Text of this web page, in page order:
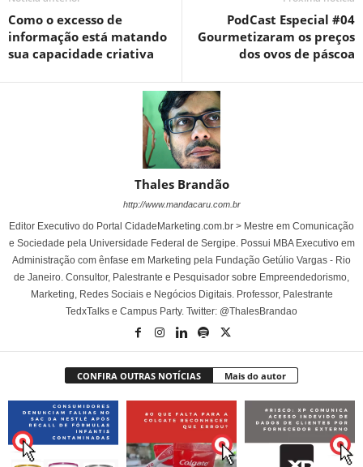
Como o excesso de
informação está matando
sua capacidade criativa
PodCast Especial #04
Gourmetizaram os preços
dos ovos de páscoa
Thales Brandão
http://www.mandacaru.com.br
Editor Executivo do Portal CidadeMarketing.com.br > Mestre em Comunicação
e Sociedade pela Universidade Federal de Sergipe. Possui MBA Executivo em
Administração com ênfase em Marketing pela Fundação Getúlio Vargas - Rio
de Janeiro. Consultor, Palestrante e Pesquisador sobre Empreendedorismo,
Marketing, Redes Sociais e Negócios Digitais. Professor, Palestrante
TedxTalks e Campus Party. Twitter: @ThalesBrandao
CONFIRA OUTRAS NOTÍCIAS Mais do autor